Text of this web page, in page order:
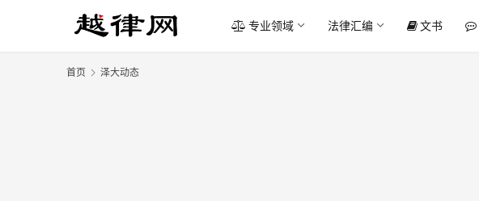
专业领域 法律汇编 文书
首页 泽大动态